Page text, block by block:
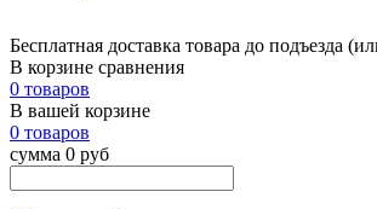
Бесплатная доставка товара до подъезда
В корзине сравнения
0 товаров
В вашей корзине
0 товаров
сумма 0 руб